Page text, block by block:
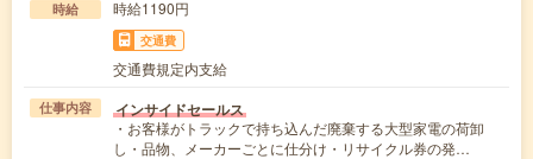
時給 時給1190円
交通費
交通費規定内支給
仕事内容 インサイドセールス
・お客様がトラックで持ち込んだ廃棄する大型家電の荷卸
し・品物、メーカーごとに仕分け・リサイクル券の発…